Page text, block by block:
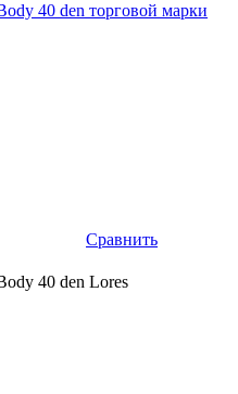
40 den торговой марки
Сравнить
40 den Lores